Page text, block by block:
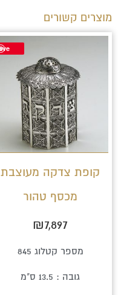
מוצרים קשורים
Save
קופת צדקה מעוצבת
מכסף טהור
₪7,897
מספר קטלוג 845
גובה : 13.5 ס"מ